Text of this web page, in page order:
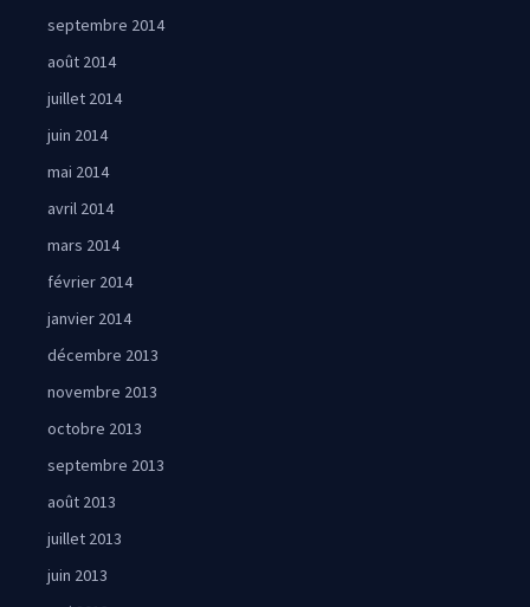
septembre 2014
août 2014
juillet 2014
juin 2014
mai 2014
avril 2014
mars 2014
février 2014
janvier 2014
décembre 2013
novembre 2013
octobre 2013
septembre 2013
août 2013
juillet 2013
juin 2013